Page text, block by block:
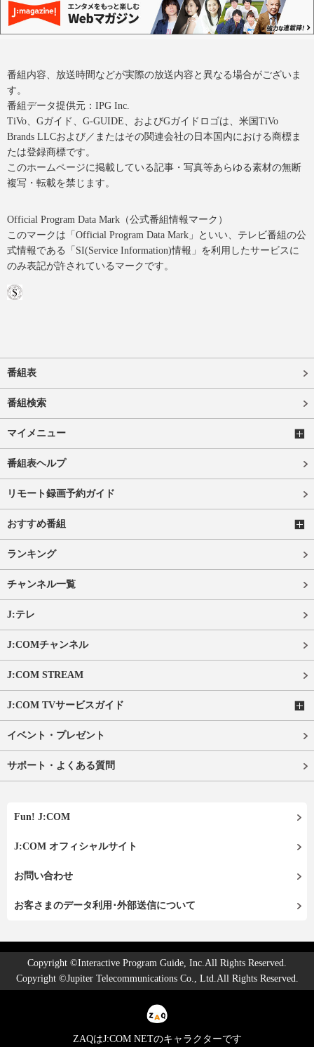
番組内容、放送時間などが実際の放送内容と異なる場合がございま
す。
番組データ提供元：IPG Inc.
TiVo、Gガイド、G-GUIDE、およびGガイドロゴは、米国TiVo
Brands LLCおよび／またはその関連会社の日本国内における商標ま
たは登録商標です。
このホームページに掲載している記事・写真等あらゆる素材の無断
複写・転載を禁じます。
Official Program Data Mark（公式番組情報マーク）
このマークは「Official Program Data Mark」といい、テレビ番組の公
式情報である「SI(Service Information)情報」を利用したサービスに
のみ表記が許されているマークです。
番組表
番組検索
マイメニュー
番組表ヘルプ
リモート録画予約ガイド
おすすめ番組
ランキング
チャンネル一覧
J:テレ
J:COMチャンネル
J:COM STREAM
J:COM TVサービスガイド
イベント・プレゼント
サポート・よくある質問
Fun! J:COM
J:COM オフィシャルサイト
お問い合わせ
お客さまのデータ利用･外部送信について
Copyright ©Interactive Program Guide, Inc.All Rights Reserved.
Copyright ©Jupiter Telecommunications Co., Ltd.All Rights Reserved.
ZAQはJ:COM NETのキャラクターです